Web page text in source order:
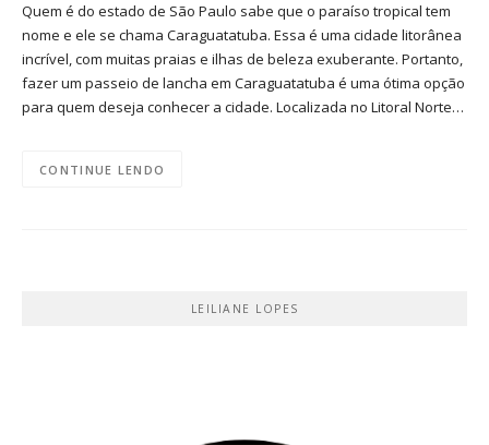
Quem é do estado de São Paulo sabe que o paraíso tropical tem
nome e ele se chama Caraguatatuba. Essa é uma cidade litorânea
incrível, com muitas praias e ilhas de beleza exuberante. Portanto,
fazer um passeio de lancha em Caraguatatuba é uma ótima opção
para quem deseja conhecer a cidade. Localizada no Litoral Norte…
CONTINUE LENDO
LEILIANE LOPES